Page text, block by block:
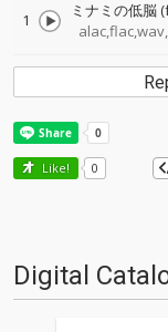
1
ミナミの低脳
Like! 0
Digital